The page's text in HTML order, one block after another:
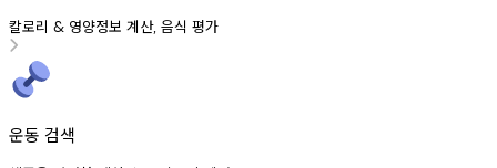
칼로리 & 영양정보 계산, 음식 평가
운동 검색